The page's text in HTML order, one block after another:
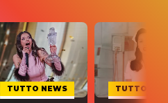
TUTTO NEWS TUTTO